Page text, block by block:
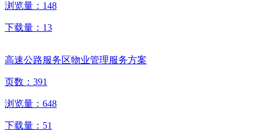
浏览量： 148
下载量： 13
高速公路服务区物业管理服务方案
页数： 391
浏览量： 648
下载量： 51